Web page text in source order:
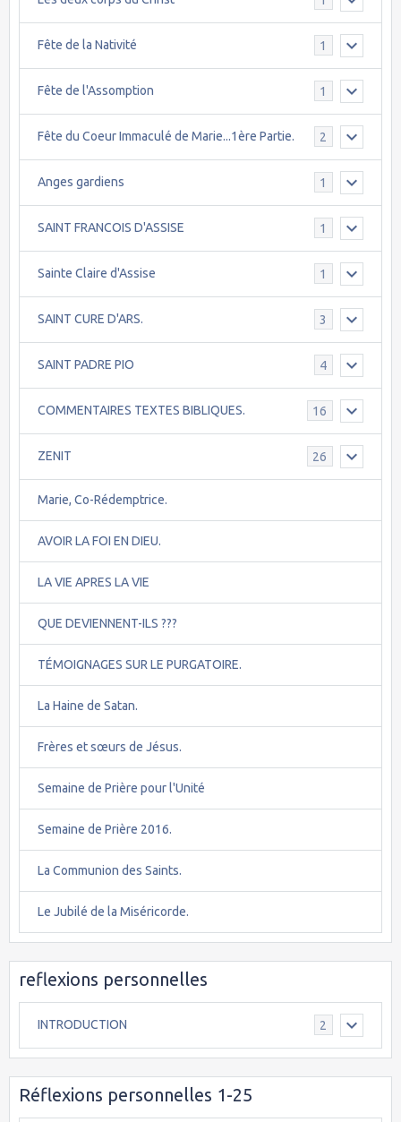
Fête de la Nativité 1
Fête de l'Assomption 1
Fête du Coeur Immaculé de Marie...1ère Partie. 2
Anges gardiens 1
SAINT FRANCOIS D'ASSISE 1
Sainte Claire d'Assise 1
SAINT CURE D'ARS. 3
SAINT PADRE PIO 4
COMMENTAIRES TEXTES BIBLIQUES. 16
ZENIT 26
Marie, Co-Rédemptrice.
AVOIR LA FOI EN DIEU.
LA VIE APRES LA VIE
QUE DEVIENNENT-ILS ???
TÉMOIGNAGES SUR LE PURGATOIRE.
La Haine de Satan.
Frères et sœurs de Jésus.
Semaine de Prière pour l'Unité
Semaine de Prière 2016.
La Communion des Saints.
Le Jubilé de la Miséricorde.
reflexions personnelles
INTRODUCTION 2
Réflexions personnelles 1-25